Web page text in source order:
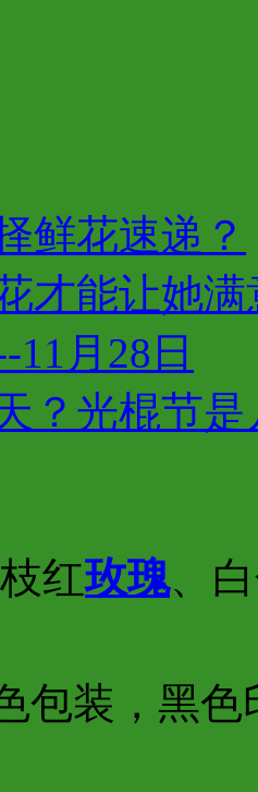
鲜花速递？
才能让她满
11月28日
？光棍节
红玫瑰、
包装，黑